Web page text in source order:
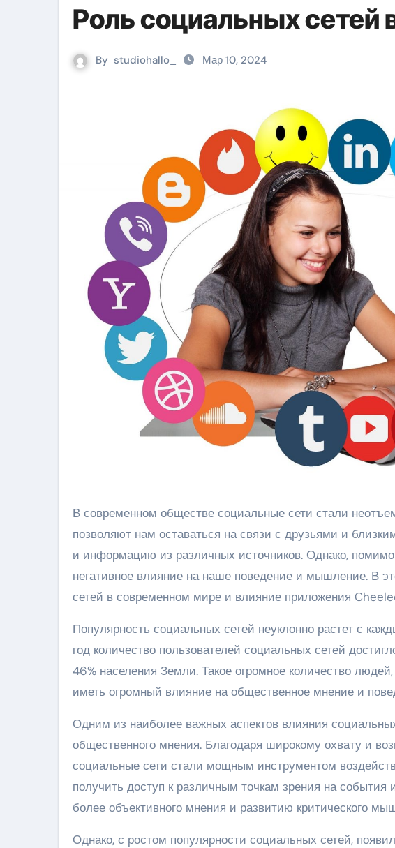
Роль социальных
By studiohallo_ Мар 10, 2024
В современном обществе социальные сети стали неотъемлемой частью жизни многих людей. Они
позволяют нам оставаться на связи с друзьями и
и информацию из различных источников. Однако, помимо
негативное влияние на наше поведение и мышление. В
сетей в современном мире и влияние приложения
Популярность социальных сетей неуклонно растет с
год количество пользователей социальных сетей
46% населения Земли. Такое огромное количество
иметь огромный влияние на общественное мнение и
Одним из наиболее важных аспектов влияния
общественного мнения. Благодаря широкому охвату и
социальные сети стали мощным инструментом
получить доступ к различным точкам зрения на
более объективного мнения и развитию критического
Однако, с ростом популярности социальных сетей,